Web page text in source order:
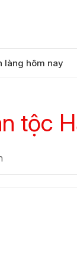
làng hôm nay
tộc